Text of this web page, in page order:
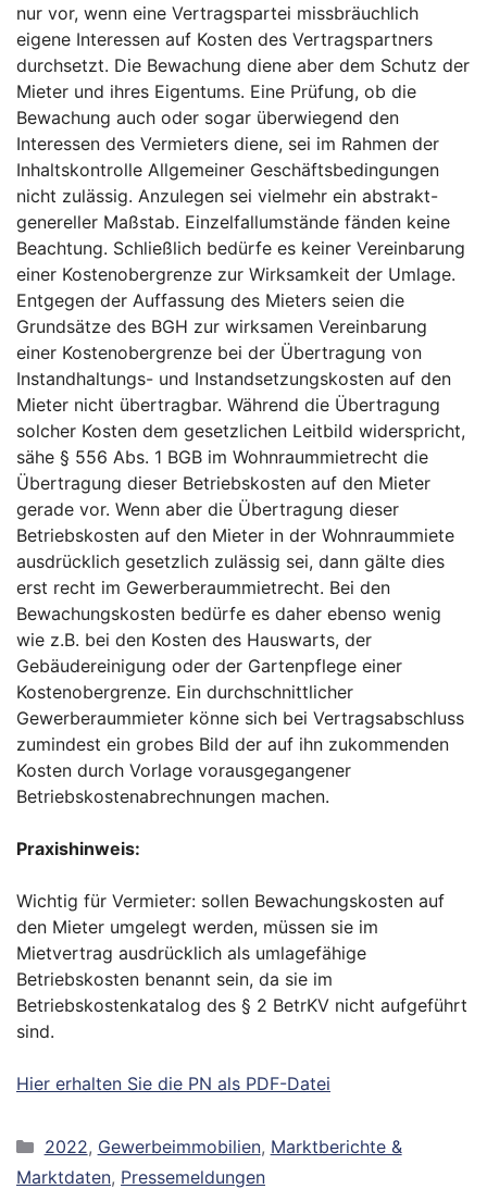
nur vor, wenn eine Vertragspartei missbräuchlich
eigene Interessen auf Kosten des Vertragspartners
durchsetzt. Die Bewachung diene aber dem Schutz der
Mieter und ihres Eigentums. Eine Prüfung, ob die
Bewachung auch oder sogar überwiegend den
Interessen des Vermieters diene, sei im Rahmen der
Inhaltskontrolle Allgemeiner Geschäftsbedingungen
nicht zulässig. Anzulegen sei vielmehr ein abstrakt-
genereller Maßstab. Einzelfallumstände fänden keine
Beachtung. Schließlich bedürfe es keiner Vereinbarung
einer Kostenobergrenze zur Wirksamkeit der Umlage.
Entgegen der Auffassung des Mieters seien die
Grundsätze des BGH zur wirksamen Vereinbarung
einer Kostenobergrenze bei der Übertragung von
Instandhaltungs- und Instandsetzungskosten auf den
Mieter nicht übertragbar. Während die Übertragung
solcher Kosten dem gesetzlichen Leitbild widerspricht,
sähe § 556 Abs. 1 BGB im Wohnraummietrecht die
Übertragung dieser Betriebskosten auf den Mieter
gerade vor. Wenn aber die Übertragung dieser
Betriebskosten auf den Mieter in der Wohnraummiete
ausdrücklich gesetzlich zulässig sei, dann gälte dies
erst recht im Gewerberaummietrecht. Bei den
Bewachungskosten bedürfe es daher ebenso wenig
wie z.B. bei den Kosten des Hauswarts, der
Gebäudereinigung oder der Gartenpflege einer
Kostenobergrenze. Ein durchschnittlicher
Gewerberaummieter könne sich bei Vertragsabschluss
zumindest ein grobes Bild der auf ihn zukommenden
Kosten durch Vorlage vorausgegangener
Betriebskostenabrechnungen machen.
Praxishinweis:
Wichtig für Vermieter: sollen Bewachungskosten auf
den Mieter umgelegt werden, müssen sie im
Mietvertrag ausdrücklich als umlagefähige
Betriebskosten benannt sein, da sie im
Betriebskostenkatalog des § 2 BetrKV nicht aufgeführt
sind.
Hier erhalten Sie die PN als PDF-Datei
Kategorien
2022, Gewerbeimmobilien, Marktberichte &
Marktdaten, Pressemeldungen